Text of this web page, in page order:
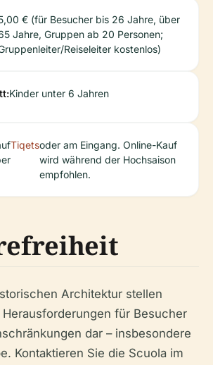
€ (für Besucher bis 26 Jahre, über
Jahre, Gruppen ab 20 Personen;
Reiseleiter kostenlos)
Kinder unter 6 Jahren
Tiqetsoder am Eingang. Online-Kauf
wird während der Hochsaison
empfohlen.
Architektur stellen
für Besucher
dar – insbesondere
Kontaktieren Sie die Scuola im